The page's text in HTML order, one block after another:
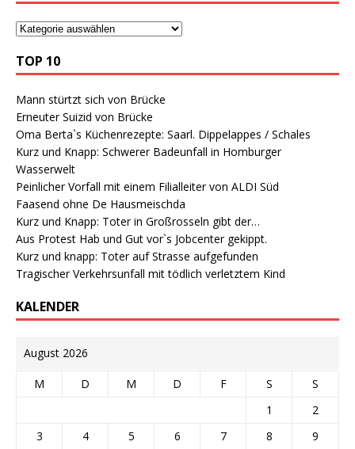
TOP 10
Mann stürtzt sich von Brücke
Erneuter Suizid von Brücke
Oma Berta`s Küchenrezepte: Saarl. Dippelappes / Schales
Kurz und Knapp: Schwerer Badeunfall in Homburger
Wasserwelt
Peinlicher Vorfall mit einem Filialleiter von ALDI Süd
Faasend ohne De Hausmeischda
Kurz und Knapp: Toter in Großrosseln gibt der…
Aus Protest Hab und Gut vor`s Jobcenter gekippt.
Kurz und knapp: Toter auf Strasse aufgefunden
Tragischer Verkehrsunfall mit tödlich verletztem Kind
KALENDER
August 2026
M D M D F S
S
1
2
3
4 5 6 7 8
9